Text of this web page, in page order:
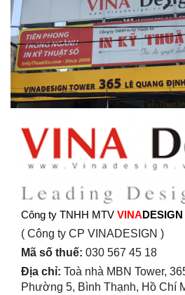
Công ty TNHH MTV VINADESIGN
( Công ty CP VINADESIGN )
Mã số thuế: 030 567 45 18
Địa chỉ: Toà nhà MBN Tower,
Phường 5, Bình Thạnh, Hồ Chí